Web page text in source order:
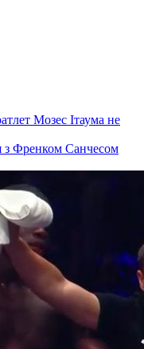
з Френком Санчесом